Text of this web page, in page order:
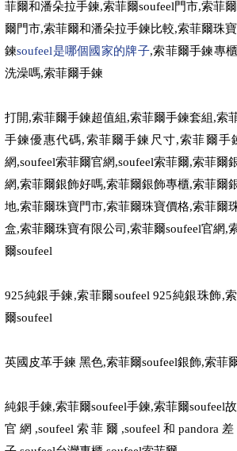
菲爾和潘朵拉手鍊,索菲爾soufeel門市,索菲
爾門市,索菲爾和潘朵拉手鍊比較,索菲爾珠寶
鍊soufeel是哪個國家的牌子,索菲爾手鍊專櫃
洗澡嗎,索菲爾手鍊
打開,索菲爾手鍊超值組 ,索菲爾手鍊套組 ,索
手鍊優惠代碼,索菲爾手鍊尺寸,索菲爾手
網,soufeel索菲爾官網,soufeel索菲爾,索菲爾
網,索菲爾銀飾好嗎,索菲爾銀飾專櫃,索菲爾
地,索菲爾珠寶門市,索菲爾珠寶價格,索菲爾
盒,索菲爾珠寶有限公司 ,索菲爾soufeel官網,
爾soufeel
925純銀手鍊,索菲爾soufeel 925純銀珠飾,
爾soufeel
英國皮革手鍊 黑色,索菲爾soufeel銀飾,索菲
純銀手鍊,索菲爾soufeel手鍊,索菲爾soufeel
官網 ,soufeel 索菲爾 ,soufeel 和 pandora 差